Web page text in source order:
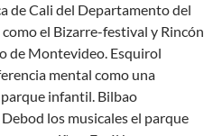
de Cali del Departamento del
el Bizarre-festival y Rincón
de Montevideo. Esquirol
mental como una
infantil. Bilbao
los musicales el parque